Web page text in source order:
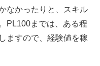
なかったりと、スキル
PL100までは、ある程
ますので、経験値を稼